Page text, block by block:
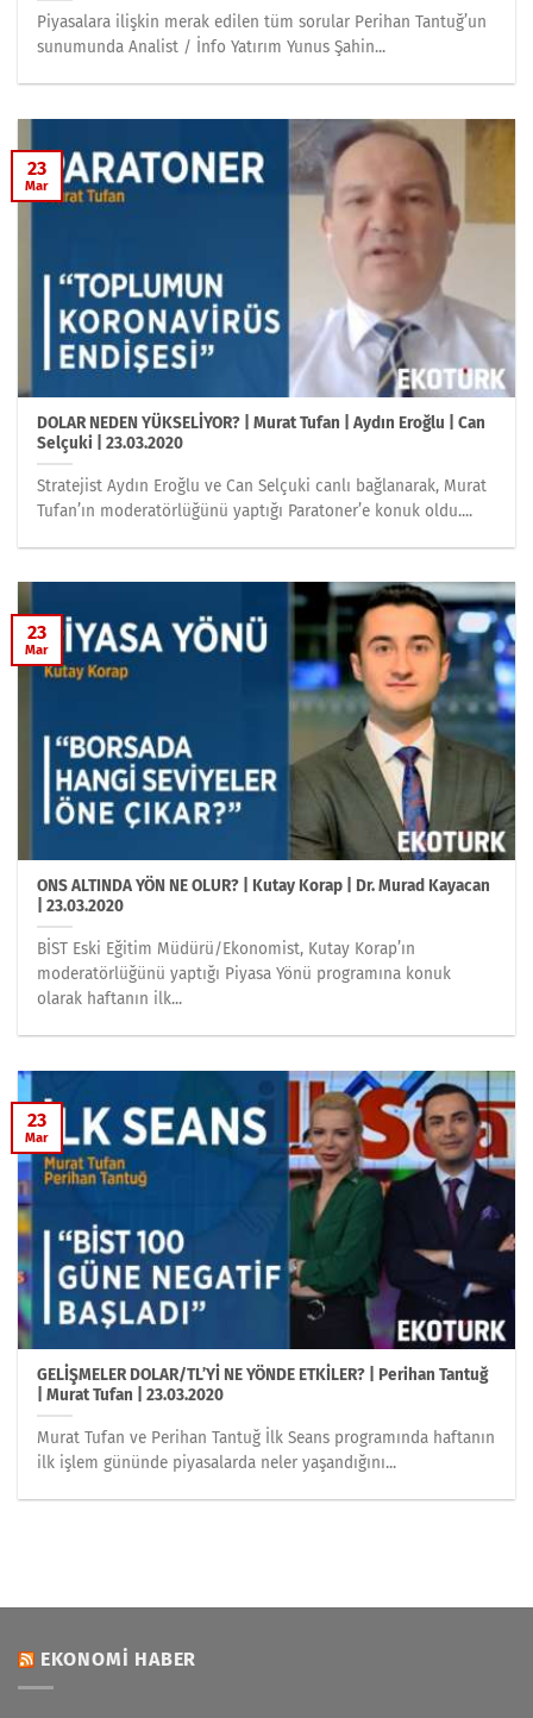
Piyasalara ilişkin merak edilen tüm sorular Perihan Tantuğ’un
sunumunda Analist / İnfo Yatırım Yunus Şahin...
DOLAR NEDEN YÜKSELİYOR? | Murat Tufan | Aydın Eroğlu | Can
Selçuki | 23.03.2020
Stratejist Aydın Eroğlu ve Can Selçuki canlı bağlanarak, Murat
Tufan’ın moderatörlüğünü yaptığı Paratoner’e konuk oldu....
23
Mar
ONS ALTINDA YÖN NE OLUR? | Kutay Korap | Dr. Murad Kayacan
| 23.03.2020
BİST Eski Eğitim Müdürü/Ekonomist, Kutay Korap’ın
moderatörlüğünü yaptığı Piyasa Yönü programına konuk
olarak haftanın ilk...
23
Mar
GELİŞMELER DOLAR/TL’Yİ NE YÖNDE ETKİLER? | Perihan Tantuğ
| Murat Tufan | 23.03.2020
Murat Tufan ve Perihan Tantuğ İlk Seans programında haftanın
ilk işlem gününde piyasalarda neler yaşandığını...
23
Mar
EKONOMI HABER